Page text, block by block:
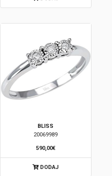
BLISS
20069989
590,00€
DODAJ